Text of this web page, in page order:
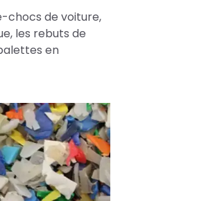
chocs de voiture,
les rebuts de
en